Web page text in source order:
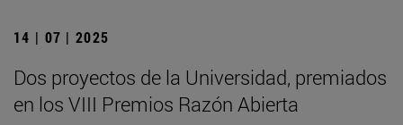
14 | 07 | 2025
Dos proyectos de la Universidad, premiados
en los VIII Premios Razón Abierta